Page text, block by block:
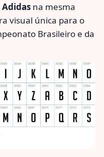
Adidas na mesma
visual única para o
Brasileiro e da